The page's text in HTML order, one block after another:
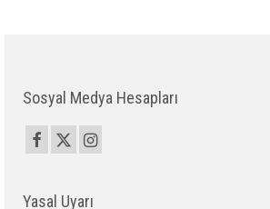
Sosyal Medya Hesapları
Yasal Uyarı